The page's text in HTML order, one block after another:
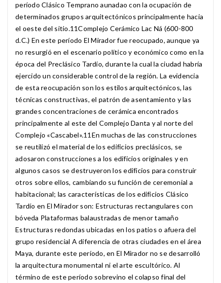
período Clásico Temprano aunadao con la ocupación de
determinados grupos arquitectónicos principalmente hacia
el oeste del sitio.11​ Complejo Cerámico Lac Ná (600-800
d.C.) En este período El Mirador fue reocupado, aunque ya
no resurgió en el escenario político y económico como en la
época del Preclásico Tardío, durante la cual la ciudad habría
ejercido un considerable control de la región. La evidencia
de esta reocupación son los estilos arquitectónicos, las
técnicas constructivas, el patrón de asentamiento y las
grandes concentraciones de cerámica encontrados
principalmente al este del Complejo Danta y al norte del
Complejo «Cascabel».11​ En muchas de las construcciones
se reutilizó el material de los edificios preclásicos, se
adosaron construcciones a los edificios originales y en
algunos casos se destruyeron los edificios para construir
otros sobre ellos, cambiando su función de ceremonial a
habitacional; las características de los edificios Clásico
Tardío en El Mirador son: Estructuras rectangulares con
bóveda Plataformas balaustradas de menor tamaño
Estructuras redondas ubicadas en los patios o afuera del
grupo residencial A diferencia de otras ciudades en el área
Maya, durante este período, en El Mirador no se desarrolló
la arquitectura monumental ni el arte escultórico. Al
término de este período sobrevino el colapso final del